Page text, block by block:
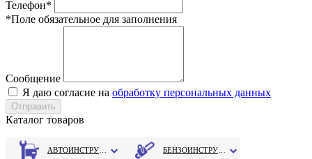
Телефон*
*Поле обязательное для заполнения
Сообщение
Я даю согласие на обработку персональных данных
Каталог товаров